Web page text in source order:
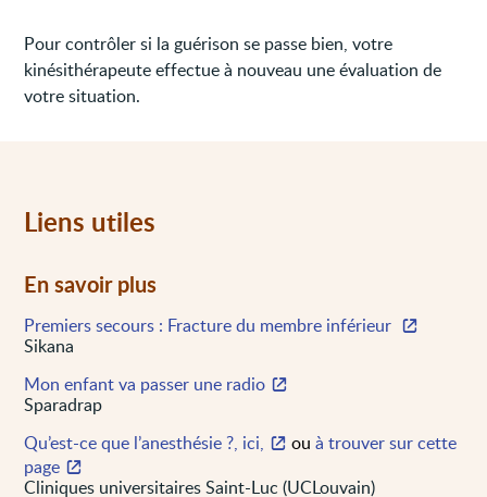
Pour contrôler si la guérison se passe bien, votre
kinésithérapeute effectue à nouveau une évaluation de
votre situation.
Liens utiles
En savoir plus
Premiers secours : Fracture du membre inférieur
Sikana
Mon enfant va passer une radio
Sparadrap
Qu’est-ce que l’anesthésie ?, ici,
ouà trouver sur cette
page
Cliniques universitaires Saint-Luc (UCLouvain)